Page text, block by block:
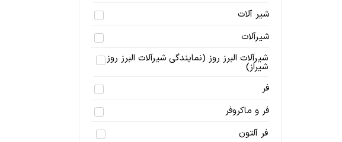
شیر آلات
شیرآلات
شیرآلات البرز روز (نمایندگی شیرآلات البرز روز
شیراز)
فر
فر و ماکروفر
فر آلتون